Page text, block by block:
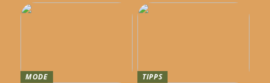
MODE TIPPS